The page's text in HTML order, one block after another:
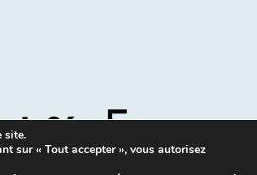
site.
sur « Tout accepter », vous autorisez